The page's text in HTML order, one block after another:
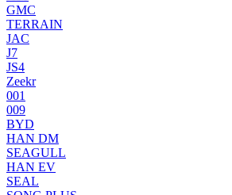
GMC
TERRAIN
JAC
J7
JS4
Zeekr
001
009
BYD
HAN DM
SEAGULL
HAN EV
SEAL